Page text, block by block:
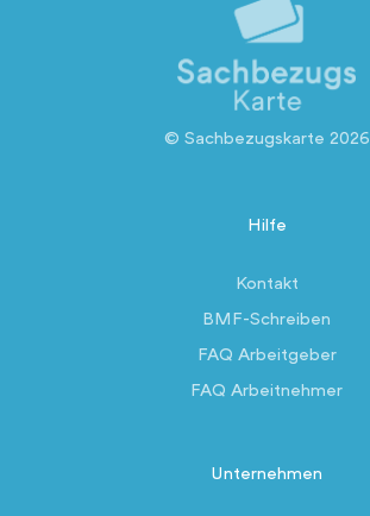
© Sachbezugskarte 2026
Hilfe
Kontakt
BMF-Schreiben
FAQ Arbeitgeber
FAQ Arbeitnehmer
Unternehmen